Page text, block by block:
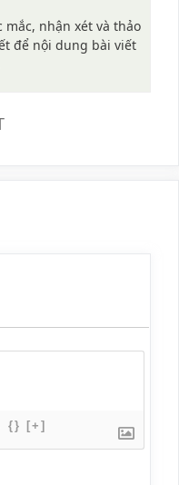
nhận xét và thảo
để nội dung bài viết
{} [+]